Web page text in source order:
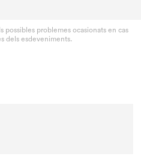
possibles problemes ocasionats en cas
dels esdeveniments.